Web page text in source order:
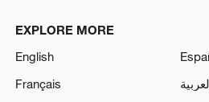
EXPLORE MORE
English
Français